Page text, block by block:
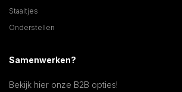
Staaltjes
Onderstellen
Samenwerken?
Bekijk hier onze B2B opties!